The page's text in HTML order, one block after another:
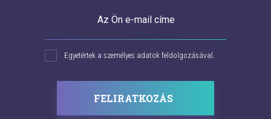
Az Ön e-mail címe
Egyetértek a személyes adatok feldolgozásával.
FELIRATKOZÁS